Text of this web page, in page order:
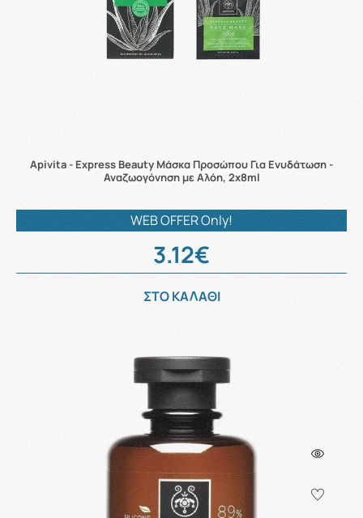
Apivita - Express Beauty Μάσκα Προσώπου Για Ενυδάτωση -
Αναζωογόνηση με Αλόη, 2x8ml
WEB OFFER Only!
3.12€
ΣΤΟ ΚΑΛΑΘΙ